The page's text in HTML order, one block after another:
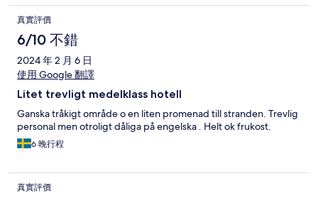
真實評價
6/10 不錯
2024 年 2 月 6 日
使用 Google 翻譯
Litet trevligt medelklass hotell
Ganska tråkigt område o en liten promenad till stranden. Trevlig
personal men otroligt dåliga på engelska . Helt ok frukost.
6 晚行程
真實評價